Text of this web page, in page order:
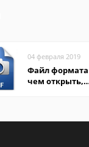
04 февраля 2019
Файл формата
чем открыть,